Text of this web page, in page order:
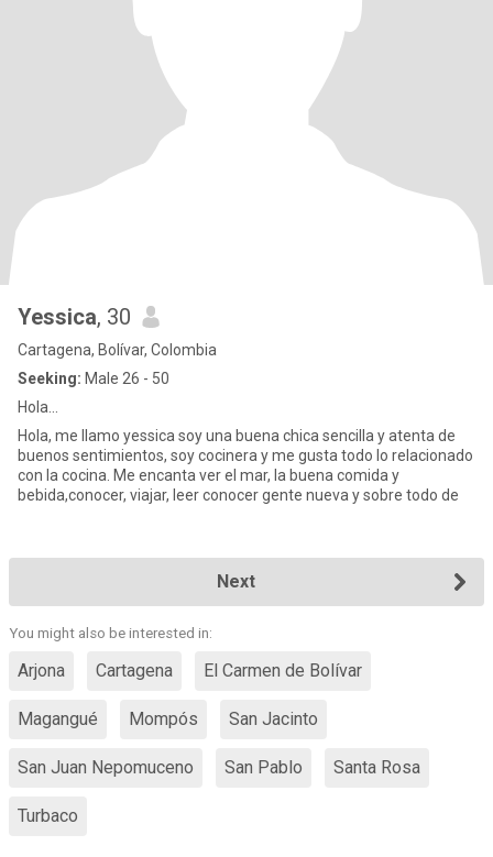
Yessica, 30
Cartagena, Bolívar, Colombia
Seeking: Male 26 - 50
Hola...
Hola, me llamo yessica soy una buena chica sencilla y atenta de
buenos sentimientos, soy cocinera y me gusta todo lo relacionado
con la cocina. Me encanta ver el mar, la buena comida y
bebida,conocer, viajar, leer conocer gente nueva y sobre todo de
Next
You might also be interested in:
Arjona Cartagena El Carmen de Bolívar
Magangué Mompós San Jacinto
San Juan Nepomuceno San Pablo Santa Rosa
Turbaco